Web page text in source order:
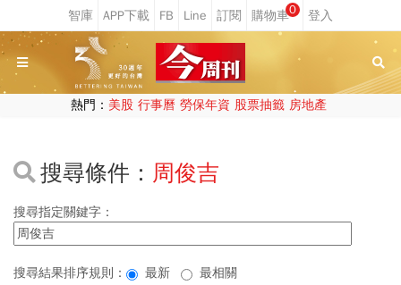
0
熱門： 美股 行事曆 勞保年資 股票抽籤 房地產
搜尋條件： 周俊吉
搜尋指定關鍵字：
搜尋結果排序規則： 最新 最相關